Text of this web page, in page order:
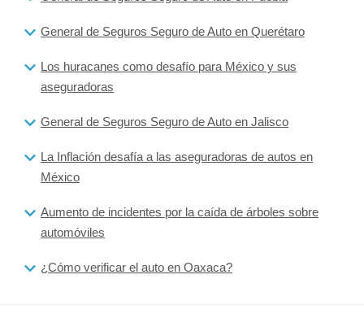
General de Seguros Seguro de Auto en Querétaro
Los huracanes como desafío para México y sus
aseguradoras
General de Seguros Seguro de Auto en Jalisco
La Inflación desafía a las aseguradoras de autos en
México
Aumento de incidentes por la caída de árboles sobre
automóviles
¿Cómo verificar el auto en Oaxaca?